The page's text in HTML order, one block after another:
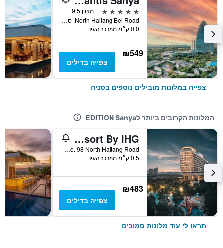
5 כוכבים
מצוין 9.5
North Haitang Bei Road, סניה, סין
0.0 ק״מ ממרכז העיר
₪549
צפייה בדילים
צפייה במלונות מובילים נוספים בסניה
המלונות הקרובים ביותר לEDITION Sanya
Crowne Plaza Sanya Haitang Bay Resort By IHG
No. 98 North Haitang Road, סניה, סין
0.5 ק״מ ממרכז העיר
₪483
צפייה בדילים
תראו לי עוד מלונות סמוכים